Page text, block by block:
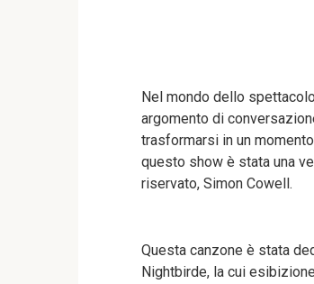
Nel mondo dello
argomento di
trasformarsi in un
questo show è stata una
riservato, Simon Cowell.
Questa canzone è stata
Nightbirde, la cui